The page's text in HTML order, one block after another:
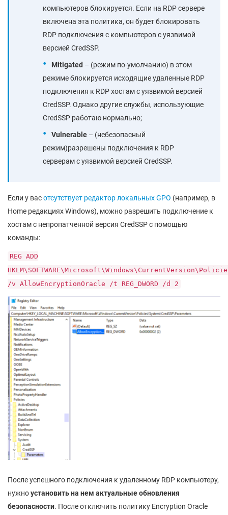
компьютеров блокируется. Если на RDP сервере
включена эта политика, он будет блокировать
RDP подключения с компьютеров с уязвимой
версией CredSSP.
Mitigated – (режим по-умолчанию) в этом
режиме блокируется исходящие удаленные RDP
подключения к RDP хостам с уязвимой версией
CredSSP. Однако другие службы, использующие
CredSSP работаю нормально;
Vulnerable – (небезопасный
режим)разрешены подключения к RDP
серверам с уязвимой версией CredSSP.
Если у васотсутствует редактор локальных GPO (например, в
Home редакциях Windows), можно разрешить подключение к
хостам с непропатченной версия CredSSP с помощью
команды:
REG ADD
/v AllowEncryptionOracle /t REG_DWORD /d 2
После успешного подключения к удаленному RDP компьютеру,
нужноустановить на нем актуальные обновления
безопасности. После отключить политику Encryption Oracle